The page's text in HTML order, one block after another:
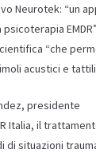
Neurotek: “un
“che
acustici e
presidente
Italia, il
di situazioni